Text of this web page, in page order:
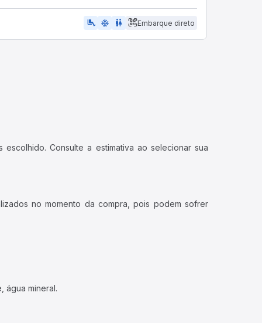
airline_seat_legroom_extra ac_unit wc Embarque direto
Consulte a estimativa ao selecionar sua
no momento da compra, pois podem sofrer
água mineral.